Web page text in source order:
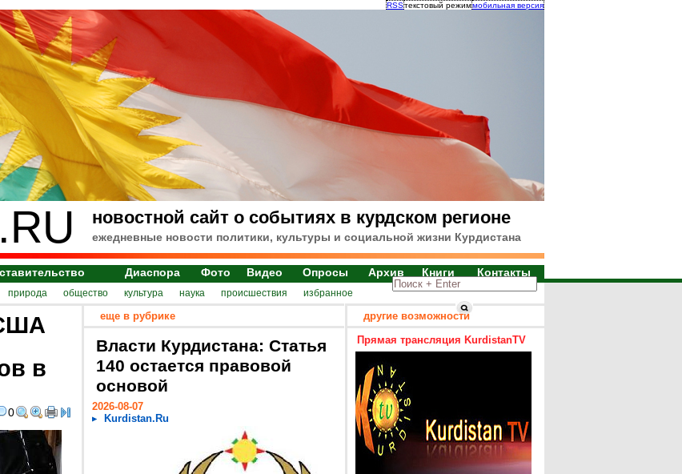
RSSтекстовый режиммобильная версия
новостной сайт о событиях в курдском регионе
ежедневные новости политики, культуры и социальной жизни Курдистана
Диаспора Фото Видео Опросы Архив Книги Контакты
природа общество культура наука происшествия избранное
в
0
еще в рубрике
Власти Курдистана: Статья
140 остается правовой
основой
2026-08-07
Kurdistan.Ru
другие возможности
Прямая трансляция KurdistanTV